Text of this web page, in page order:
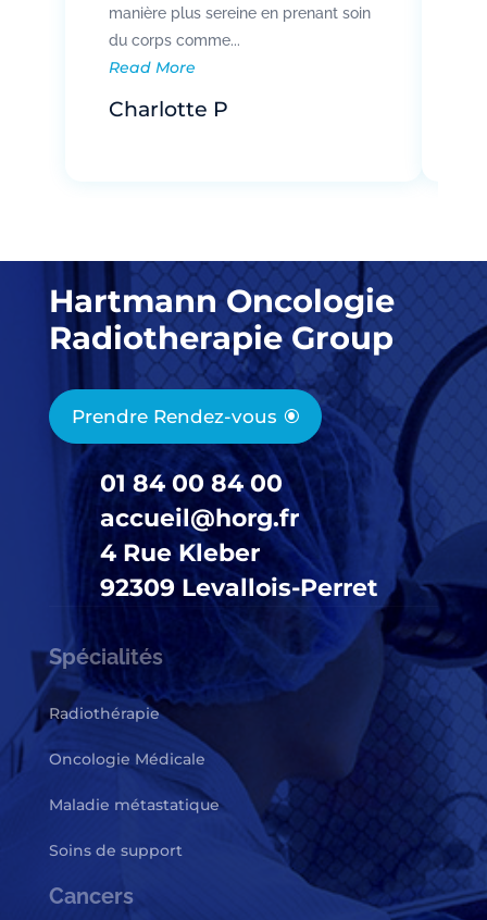
manière plus sereine en prenant soin
du corps comme...
Read More
Charlotte P
Hartmann Oncologie
Radiotherapie Group
Prendre Rendez-vous
01 84 00 84 00
accueil@horg.fr
4 Rue Kleber
92309 Levallois-Perret
Spécialités
Radiothérapie
Oncologie Médicale
Maladie métastatique
Soins de support
Cancers